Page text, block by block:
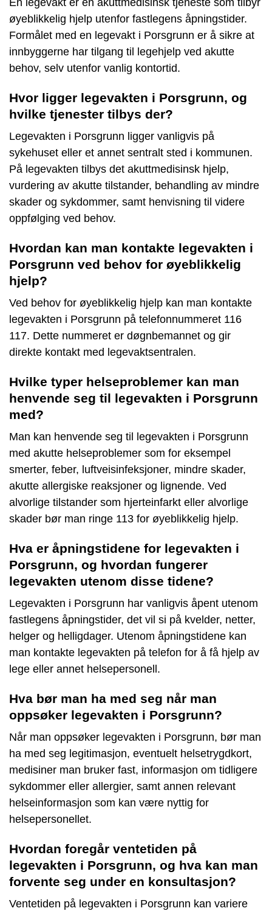
øyeblikkelig hjelp utenfor fastlegens åpningstider.
Formålet med en legevakt i Porsgrunn er å sikre at
innbyggerne har tilgang til legehjelp ved akutte
behov, selv utenfor vanlig kontortid.
Hvor ligger legevakten i Porsgrunn, og
hvilke tjenester tilbys der?
Legevakten i Porsgrunn ligger vanligvis på
sykehuset eller et annet sentralt sted i kommunen.
På legevakten tilbys det akuttmedisinsk hjelp,
vurdering av akutte tilstander, behandling av mindre
skader og sykdommer, samt henvisning til videre
oppfølging ved behov.
Hvordan kan man kontakte legevakten i
Porsgrunn ved behov for øyeblikkelig
hjelp?
Ved behov for øyeblikkelig hjelp kan man kontakte
legevakten i Porsgrunn på telefonnummeret 116
117. Dette nummeret er døgnbemannet og gir
direkte kontakt med legevaktsentralen.
Hvilke typer helseproblemer kan man
henvende seg til legevakten i Porsgrunn
med?
Man kan henvende seg til legevakten i Porsgrunn
med akutte helseproblemer som for eksempel
smerter, feber, luftveisinfeksjoner, mindre skader,
akutte allergiske reaksjoner og lignende. Ved
alvorlige tilstander som hjerteinfarkt eller alvorlige
skader bør man ringe 113 for øyeblikkelig hjelp.
Hva er åpningstidene for legevakten i
Porsgrunn, og hvordan fungerer
legevakten utenom disse tidene?
Legevakten i Porsgrunn har vanligvis åpent utenom
fastlegens åpningstider, det vil si på kvelder, netter,
helger og helligdager. Utenom åpningstidene kan
man kontakte legevakten på telefon for å få hjelp av
lege eller annet helsepersonell.
Hva bør man ha med seg når man
oppsøker legevakten i Porsgrunn?
Når man oppsøker legevakten i Porsgrunn, bør man
ha med seg legitimasjon, eventuelt helsetrygdkort,
medisiner man bruker fast, informasjon om tidligere
sykdommer eller allergier, samt annen relevant
helseinformasjon som kan være nyttig for
helsepersonellet.
Hvordan foregår ventetiden på
legevakten i Porsgrunn, og hva kan man
forvente seg under en konsultasjon?
Ventetiden på legevakten i Porsgrunn kan variere